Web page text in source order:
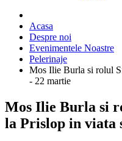
Acasa
Despre noi
Evenimentele Noastre
Pelerinaje
Mos Ilie Burla si rolul
- 22 martie
Mos Ilie Burla si
la Prislop in viata